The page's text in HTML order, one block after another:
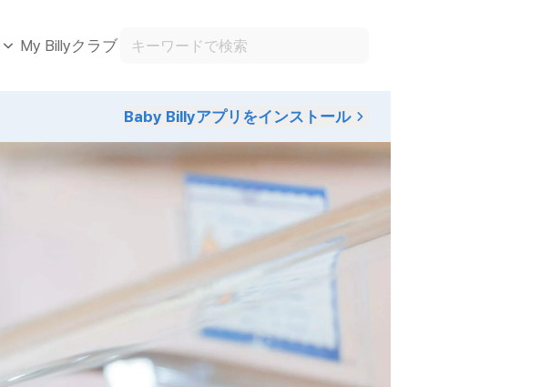
My Billyクラブ
Baby Billyアプリをインストール